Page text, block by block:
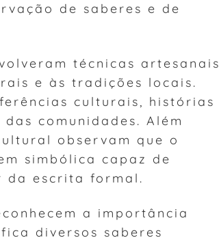
de saberes e de
técnicas artesanais
e às tradições locais.
culturais, histórias
comunidades. Além
observam que o
simbólica capaz de
da escrita formal.
a importância
diversos saberes